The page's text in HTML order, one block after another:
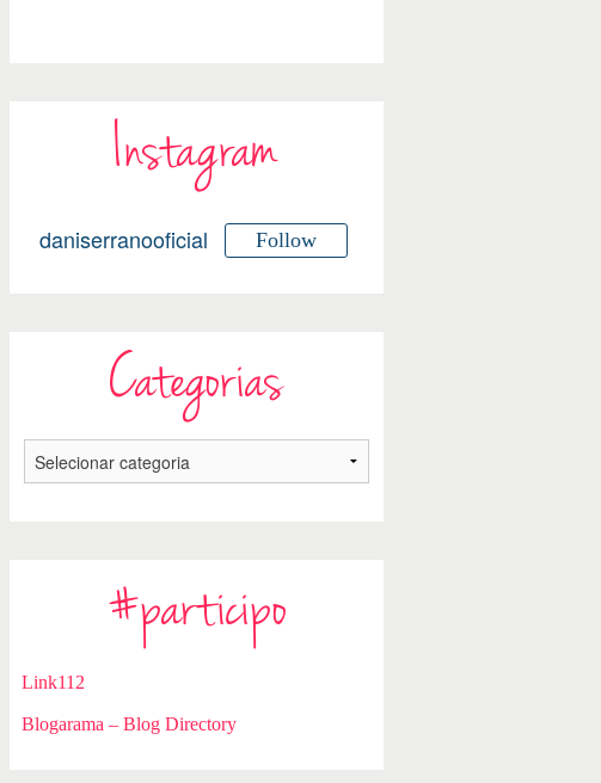
Instagram
daniserranooficial Follow
Categorias
#participo
Link112
Blogarama – Blog Directory